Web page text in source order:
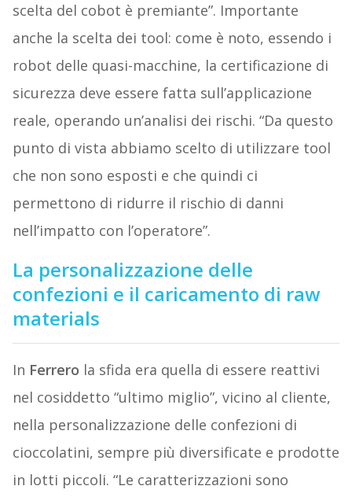
scelta del cobot è premiante”. Importante
anche la scelta dei tool: come è noto, essendo i
robot delle quasi-macchine, la certificazione di
sicurezza deve essere fatta sull’applicazione
reale, operando un’analisi dei rischi. “Da questo
punto di vista abbiamo scelto di utilizzare tool
che non sono esposti e che quindi ci
permettono di ridurre il rischio di danni
nell’impatto con l’operatore”.
La personalizzazione delle
confezioni e il caricamento di raw
materials
In Ferrero la sfida era quella di essere reattivi
nel cosiddetto “ultimo miglio”, vicino al cliente,
nella personalizzazione delle confezioni di
cioccolatini, sempre più diversificate e prodotte
in lotti piccoli. “Le caratterizzazioni sono